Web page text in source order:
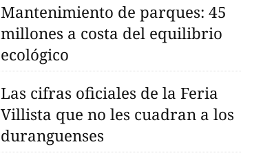
Mantenimiento de parques: 45
millones a costa del equilibrio
ecológico
Las cifras oficiales de la Feria
Villista que no les cuadran a los
duranguenses